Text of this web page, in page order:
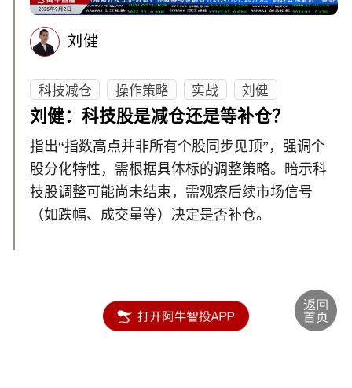
刘健
科技减仓 操作策略 实战
刘健
刘健：科技股是减仓还是等补仓？
指出“指数高点并非所有个股同步见顶”，强调个
股分化特性，需根据具体标的调整策略。暗示科
技股调整可能尚未结束，需观察后续市场信号
（如跌幅、成交量等）决定是否补仓。